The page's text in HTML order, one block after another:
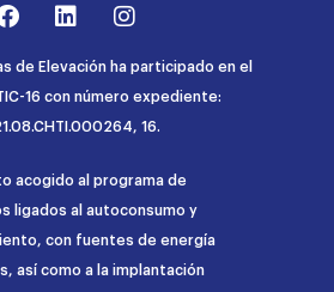
de Elevación ha participado en el
TIC-16 con número expediente:
16.
acogido al programa de
ligados al autoconsumo y
con fuentes de energía
así como a la implantación